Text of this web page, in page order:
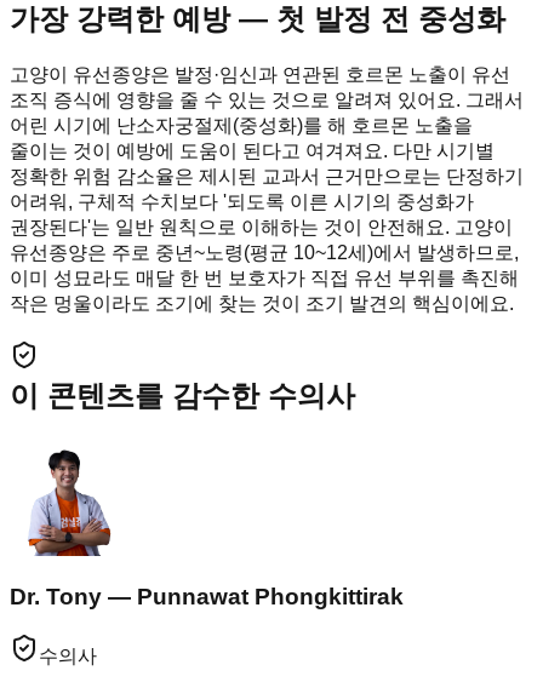
가장 강력한 예방 — 첫 발정 전 중성화
고양이 유선종양은 발정·임신과 연관된 호르몬 노출이 유선
조직 증식에 영향을 줄 수 있는 것으로 알려져 있어요. 그래서
어린 시기에 난소자궁절제(중성화)를 해 호르몬 노출을
줄이는 것이 예방에 도움이 된다고 여겨져요. 다만 시기별
정확한 위험 감소율은 제시된 교과서 근거만으로는 단정하기
어려워, 구체적 수치보다 '되도록 이른 시기의 중성화가
권장된다'는 일반 원칙으로 이해하는 것이 안전해요. 고양이
유선종양은 주로 중년~노령(평균 10~12세)에서 발생하므로,
이미 성묘라도 매달 한 번 보호자가 직접 유선 부위를 촉진해
작은 멍울이라도 조기에 찾는 것이 조기 발견의 핵심이에요.
이 콘텐츠를 감수한 수의사
Dr. Tony — Punnawat Phongkittirak
수의사